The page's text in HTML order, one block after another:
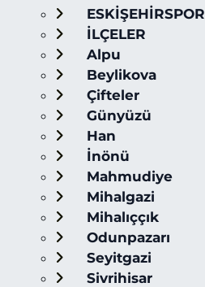
ESKİŞEHİRSPOR
İLÇELER
Alpu
Beylikova
Çifteler
Günyüzü
Han
İnönü
Mahmudiye
Mihalgazi
Mihalıççık
Odunpazarı
Seyitgazi
Sivrihisar